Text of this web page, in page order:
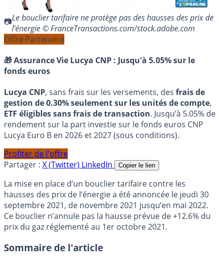
Le bouclier tarifaire ne protège pas des hausses des prix de
l’énergie © FranceTransactions.com/stock.adobe.com
Offre Partenaire
🎁 Assurance Vie Lucya CNP : Jusqu'à 5.05% sur le
fonds euros
Lucya CNP, sans frais sur les versements, des frais de
gestion de 0.30% seulement sur les unités de compte,
ETF éligibles sans frais de transaction. Jusqu’à 5.05% de
rendement sur la part investie sur le fonds euros CNP
Lucya Euro B en 2026 et 2027 (sous conditions).
Profiter de l'offre
Partager : X (Twitter) LinkedIn Copier le lien
La mise en place d’un bouclier tarifaire contre les
hausses des prix de l’énergie a été annoncée le jeudi 30
septembre 2021, de novembre 2021 jusqu’en mai 2022.
Ce bouclier n’annule pas la hausse prévue de +12.6% du
prix du gaz réglementé au 1er octobre 2021.
Sommaire de l'article